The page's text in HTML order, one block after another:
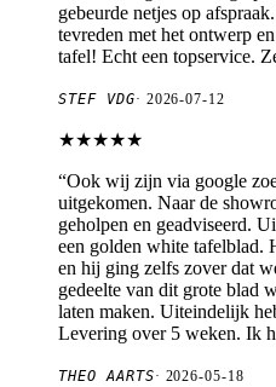
gebeurde netjes op
tevreden met het ontwerp
tafel! Echt een topservice.
STEF VDG· 2026-07-12
★★★★★
“Ook wij zijn via google
uitgekomen. Naar de
geholpen en geadviseerd.
een golden white tafelblad.
en hij ging zelfs zover dat
gedeelte van dit grote blad
laten maken. Uiteindelijk
Levering over 5 weken. Ik
THEO AARTS· 2026-05-18